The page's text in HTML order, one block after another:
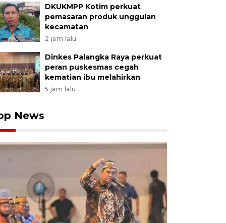
DKUKMPP Kotim perkuat
pemasaran produk unggulan
kecamatan
2 jam lalu
Dinkes Palangka Raya perkuat
peran puskesmas cegah
kematian ibu melahirkan
5 jam lalu
News